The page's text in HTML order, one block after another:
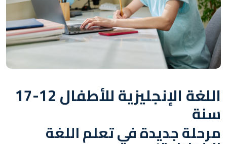
اللغة الإنجليزية للأطفال 12-17
سنة
مرحلة جديدة في تعلم اللغة